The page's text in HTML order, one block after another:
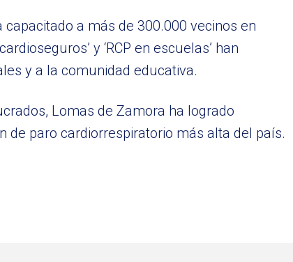
a más de 300.000 vecinos en
y ‘RCP en escuelas’ han
y a la comunidad educativa.
Lomas de Zamora ha logrado
de paro cardiorrespiratorio más alta del país.